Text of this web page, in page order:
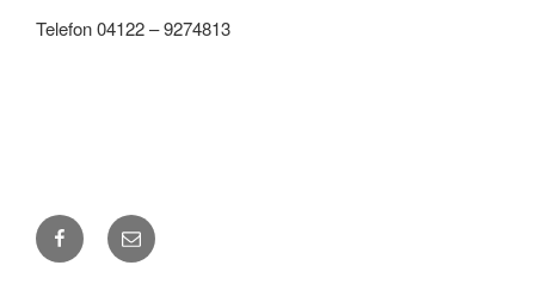
Telefon 04122 – 9274813
FacebookE-
Mail